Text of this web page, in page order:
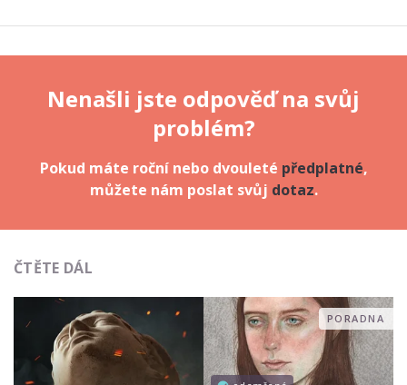
Nenašli jste odpověď na svůj
problém?
Pokud máte roční nebo dvouleté předplatné,
můžete nám poslat svůj dotaz.
ČTĚTE DÁL
PORADNA